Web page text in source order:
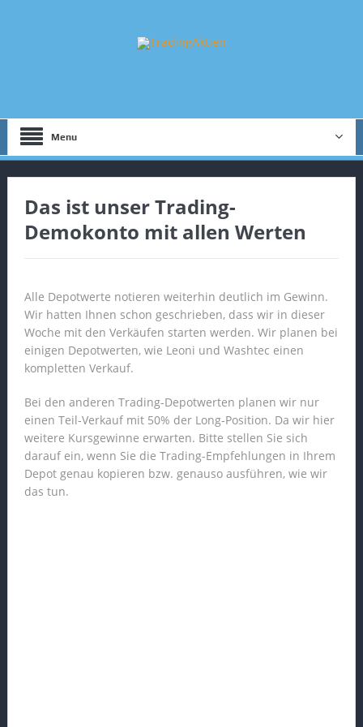
Menu
Das ist unser Trading-
Demokonto mit allen Werten
Alle Depotwerte notieren weiterhin deutlich im Gewinn.
Wir hatten Ihnen schon geschrieben, dass wir in dieser
Woche mit den Verkäufen starten werden. Wir planen bei
einigen Depotwerten, wie Leoni und Washtec einen
kompletten Verkauf.
Bei den anderen Trading-Depotwerten planen wir nur
einen Teil-Verkauf mit 50% der Long-Position. Da wir hier
weitere Kursgewinne erwarten. Bitte stellen Sie sich
darauf ein, wenn Sie die Trading-Empfehlungen in Ihrem
Depot genau kopieren bzw. genauso ausführen, wie wir
das tun.